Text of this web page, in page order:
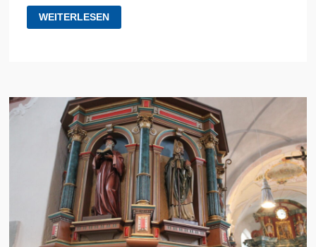
SONNTAGSMESSE
MIT
RHYTHMISCHEN
WEITERLESEN